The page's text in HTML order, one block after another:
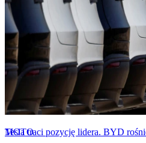
MOTO
Tesla traci pozycję lidera. BYD